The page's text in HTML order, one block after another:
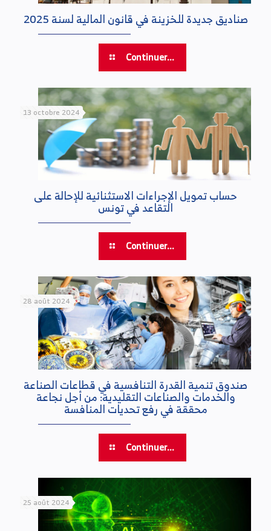
صناديق جديدة للخزينة في قانون المالية لسنة 2025
Continuer...
13 octobre 2024
حساب تمويل الإجراءات الاستثنائية للإحالة على
التقاعد في تونس
Continuer...
28 août 2024
صندوق تنمية القدرة التنافسية في قطاعات الصناعة
والخدمات والصناعات التقليدية: من أجل نجاعة
محققة في رفع تحديات المنافسة
Continuer...
25 août 2024